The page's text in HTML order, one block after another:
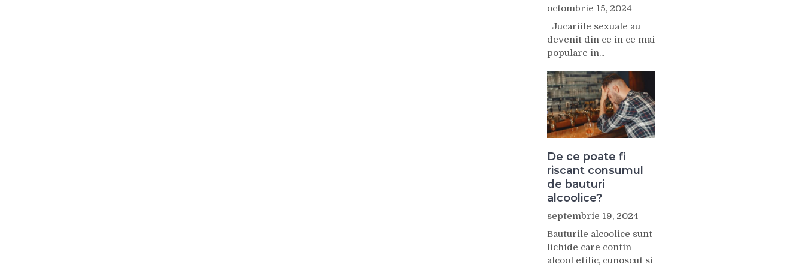
octombrie 15, 2024
Jucariile sexuale au
devenit din ce in ce mai
populare in...
De ce poate fi
riscant consumul
de bauturi
alcoolice?
septembrie 19, 2024
Bauturile alcoolice sunt
lichide care contin
alcool etilic, cunoscut si